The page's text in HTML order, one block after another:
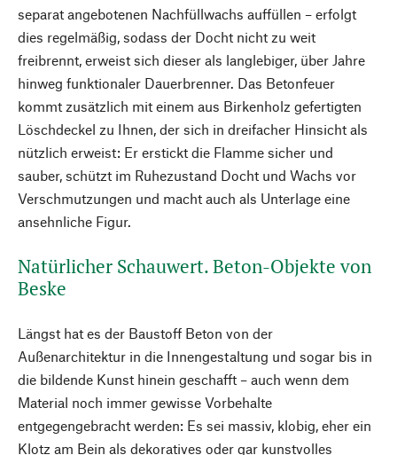
separat angebotenen Nachfüllwachs auffüllen – erfolgt
dies regelmäßig, sodass der Docht nicht zu weit
freibrennt, erweist sich dieser als langlebiger, über Jahre
hinweg funktionaler Dauerbrenner. Das Betonfeuer
kommt zusätzlich mit einem aus Birkenholz gefertigten
Löschdeckel zu Ihnen, der sich in dreifacher Hinsicht als
nützlich erweist: Er erstickt die Flamme sicher und
sauber, schützt im Ruhezustand Docht und Wachs vor
Verschmutzungen und macht auch als Unterlage eine
ansehnliche Figur.
Natürlicher Schauwert. Beton-Objekte von
Beske
Längst hat es der Baustoff Beton von der
Außenarchitektur in die Innengestaltung und sogar bis in
die bildende Kunst hinein geschafft – auch wenn dem
Material noch immer gewisse Vorbehalte
entgegengebracht werden: Es sei massiv, klobig, eher ein
Klotz am Bein als dekoratives oder gar kunstvolles